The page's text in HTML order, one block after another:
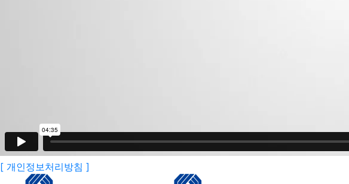
[ 개인정보처리방침 ]